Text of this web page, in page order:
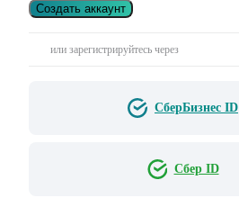
Создать аккаунт
или зарегистрируйтесь через
СберБизнес ID
Сбер ID